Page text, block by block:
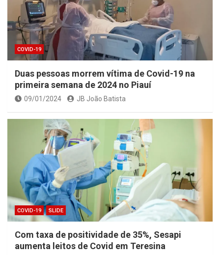
COVID-19
Duas pessoas morrem vítima de Covid-19 na
primeira semana de 2024 no Piauí
09/01/2024 JB João Batista
COVID-19 SLIDE
Com taxa de positividade de 35%, Sesapi
aumenta leitos de Covid em Teresina